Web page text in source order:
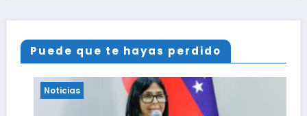
Puede que te hayas perdido
Noticias